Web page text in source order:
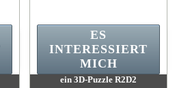
ein 3D-Puzzle R2D2
ES
INTERESSIERT
MICH